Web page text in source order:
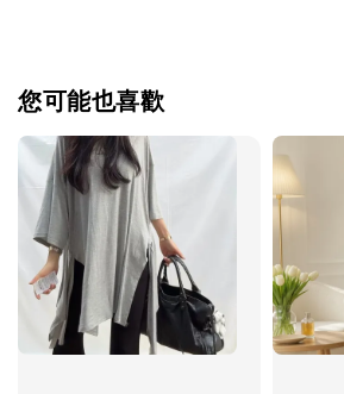
您可能也喜歡